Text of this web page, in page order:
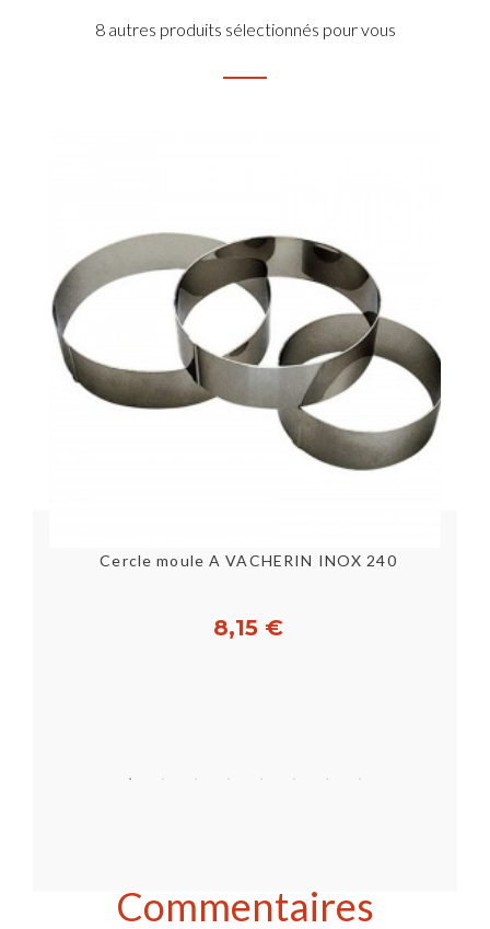
8 autres produits sélectionnés pour vous
Cercle moule A VACHERIN INOX 240
8,15 €
Commentaires